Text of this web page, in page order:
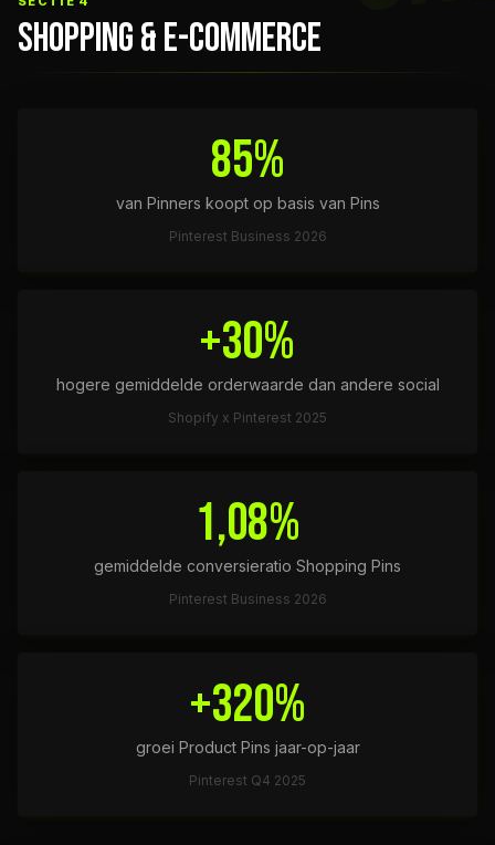
SHOPPING & E-COMMERCE
85%
van Pinners koopt op basis van Pins
Pinterest Business 2026
+30%
hogere gemiddelde orderwaarde dan andere social
Shopify x Pinterest 2025
1,08%
gemiddelde conversieratio Shopping Pins
Pinterest Business 2026
+320%
groei Product Pins jaar-op-jaar
Pinterest Q4 2025